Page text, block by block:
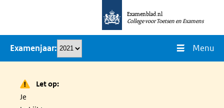
naar
inhoud
Examenblad.nl
College voor Toetsen en Examens
Examenjaar Menu
Let op:
Je